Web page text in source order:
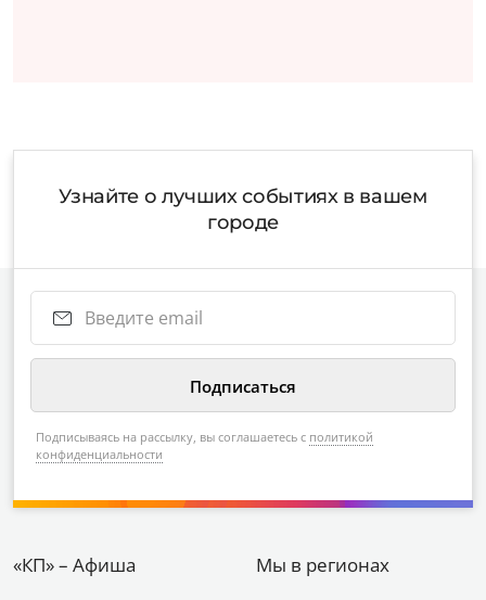
Узнайте о лучших событиях в вашем
городе
Подписываясь на рассылку, вы соглашаетесь с политикой
конфиденциальности
«КП» – Афиша Мы в регионах